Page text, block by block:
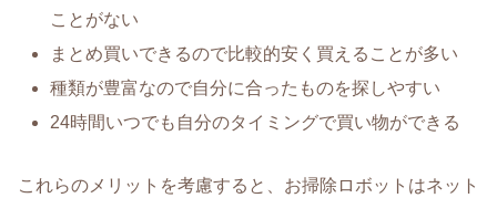
ことがない
まとめ買いできるので比較的安く買えることが多い
種類が豊富なので自分に合ったものを探しやすい
24時間いつでも自分のタイミングで買い物ができる
これらのメリットを考慮すると、お掃除ロボットはネット